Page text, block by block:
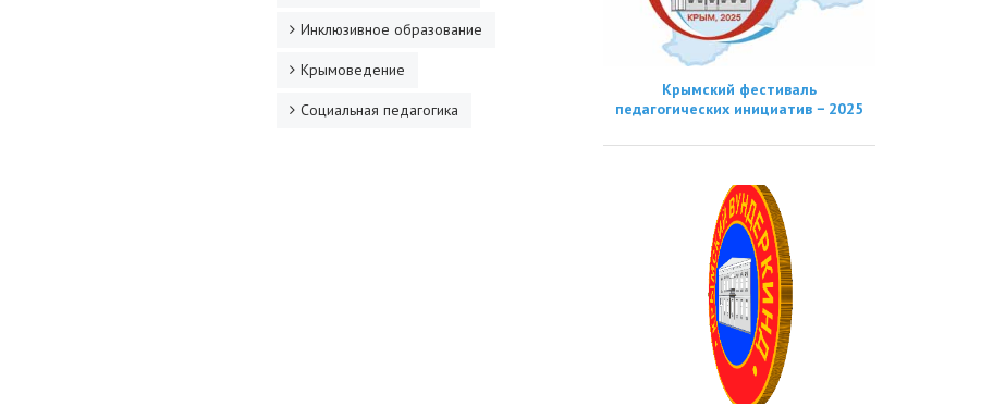
Инклюзивное образование
Крымоведение
Социальная педагогика
Крымский фестиваль
педагогических инициатив − 2025